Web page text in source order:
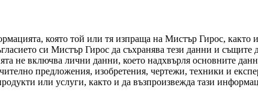
която той или тя изпраща на Мистър Гирос, както
си Мистър Гирос да съхранява тези данни и същите
не включва лични данни, което надхвърля основните
предложения, изобретения, чертежи, техники и
или услуги, както и да възпроизвежда тази